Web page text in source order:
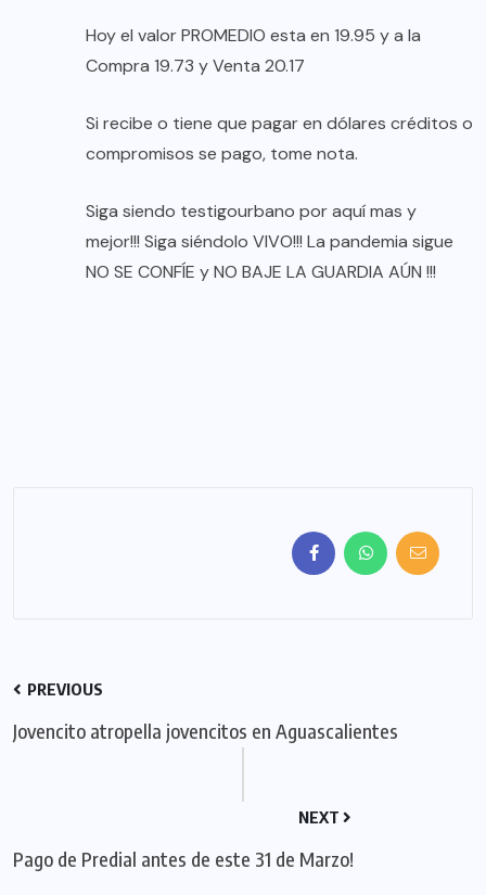
Hoy el valor PROMEDIO esta en 19.95 y a la
Compra 19.73 y Venta 20.17
Si recibe o tiene que pagar en dólares créditos o
compromisos se pago, tome nota.
Siga siendo testigourbano por aquí mas y
mejor!!! Siga siéndolo VIVO!!! La pandemia sigue
NO SE CONFÍE y NO BAJE LA GUARDIA AÚN !!!
PREVIOUS
Jovencito atropella jovencitos en Aguascalientes
NEXT
Pago de Predial antes de este 31 de Marzo!